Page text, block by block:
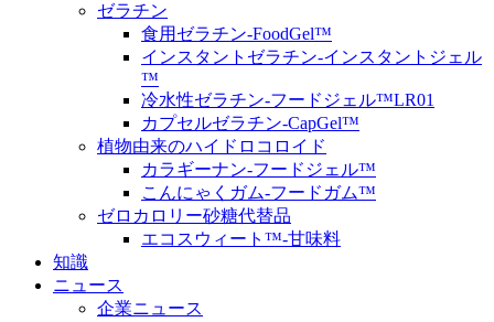
ゼラチン
食用ゼラチン-FoodGel™
インスタントゼラチン-インスタントジェル
™
冷水性ゼラチン-フードジェル™LR01
カプセルゼラチン-CapGel™
植物由来のハイドロコロイド
カラギーナン-フードジェル™
こんにゃくガム-フードガム™
ゼロカロリー砂糖代替品
エコスウィート™-甘味料
知識
ニュース
企業ニュース